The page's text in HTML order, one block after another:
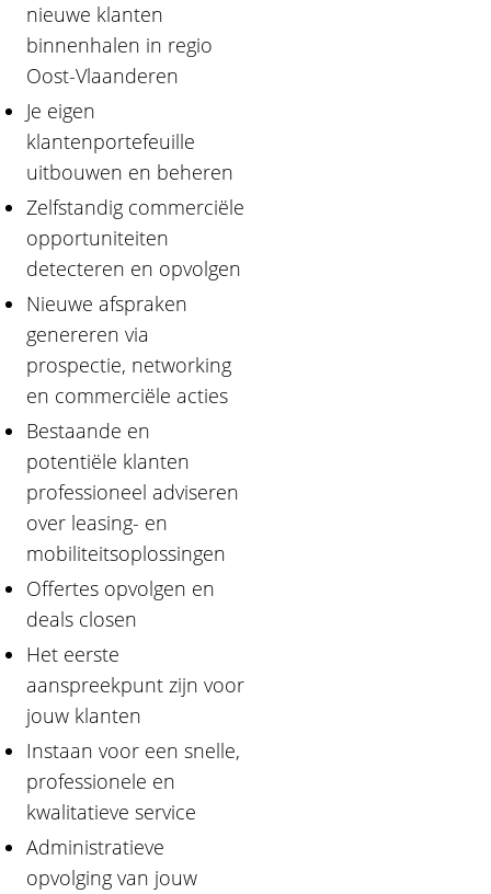
nieuwe klanten
binnenhalen in regio
Oost-Vlaanderen
Je eigen
klantenportefeuille
uitbouwen en beheren
Zelfstandig commerciële
opportuniteiten
detecteren en opvolgen
Nieuwe afspraken
genereren via
prospectie, networking
en commerciële acties
Bestaande en
potentiële klanten
professioneel adviseren
over leasing- en
mobiliteitsoplossingen
Offertes opvolgen en
deals closen
Het eerste
aanspreekpunt zijn voor
jouw klanten
Instaan voor een snelle,
professionele en
kwalitatieve service
Administratieve
opvolging van jouw